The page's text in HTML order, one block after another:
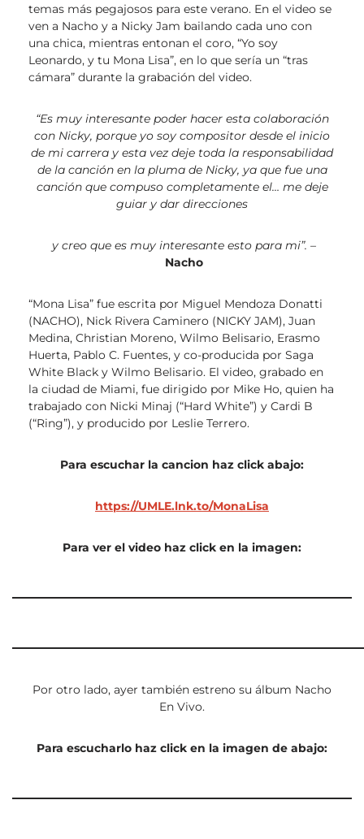
temas más pegajosos para este verano. En el video se
ven a Nacho y a Nicky Jam bailando cada uno con
una chica, mientras entonan el coro, “Yo soy
Leonardo, y tu Mona Lisa”, en lo que sería un “tras
cámara” durante la grabación del video.
“Es muy interesante poder hacer esta colaboración
con Nicky, porque yo soy compositor desde el inicio
de mi carrera y esta vez deje toda la responsabilidad
de la canción en la pluma de Nicky, ya que fue una
canción que compuso completamente el… me deje
guiar y dar direcciones
y creo que esmuy interesante esto para mi”. –
Nacho
“Mona Lisa” fue escrita por Miguel Mendoza Donatti
(NACHO), Nick Rivera Caminero (NICKY JAM), Juan
Medina, Christian Moreno, Wilmo Belisario, Erasmo
Huerta, Pablo C. Fuentes, y co-producida por Saga
White Black y Wilmo Belisario. El video, grabado en
la ciudad de Miami, fue dirigido por Mike Ho, quien ha
trabajado con Nicki Minaj (“Hard White”) y Cardi B
(“Ring”), y producido por Leslie Terrero.
Para escuchar la cancion haz click abajo:
https://UMLE.lnk.to/MonaLisa
Para ver el video haz click en la imagen:
Por otro lado, ayer también estreno su álbum Nacho
En Vivo.
Para escucharlo haz click en la imagen de abajo: